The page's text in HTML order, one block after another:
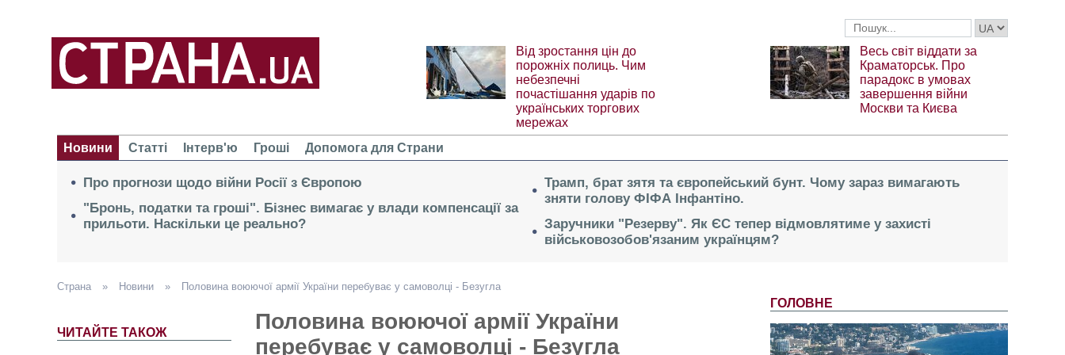
Від зростання цін до
порожніх полиць. Чим
небезпечні
почастішання ударів по
українських торгових
мережах
Весь світ віддати за
Краматорськ. Про
парадокс в умовах
завершення війни
Москви та Києва
Новини Статті Інтерв'ю Гроші Допомога для Страни
Про прогнози щодо війни Росії з Європою
"Бронь, податки та гроші". Бізнес вимагає у влади компенсації за
прильоти. Наскільки це реально?
Трамп, брат зятя та європейський бунт. Чому зараз вимагають
зняти голову ФІФА Інфантіно.
Заручники "Резерву". Як ЄС тепер відмовлятиме у захисті
військовозобов'язаним українцям?
ГОЛОВНЕ
Страна » Новини » Половина воюючої армії України перебуває у самоволці - Безугла
ЧИТАЙТЕ ТАКОЖ
Половина воюючої армії України
перебуває у самоволці - Безугла